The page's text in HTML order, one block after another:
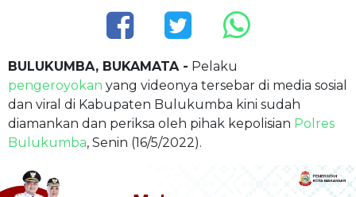
BULUKUMBA, BUKAMATA - Pelaku
pengeroyokan yang videonya tersebar di media sosial
dan viral di Kabupaten Bulukumba kini sudah
diamankan dan periksa oleh pihak kepolisian Polres
Bulukumba, Senin (16/5/2022).